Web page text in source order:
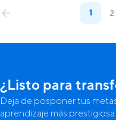
1 2
¿Listo para
Deja de posponer tus
aprendizaje más